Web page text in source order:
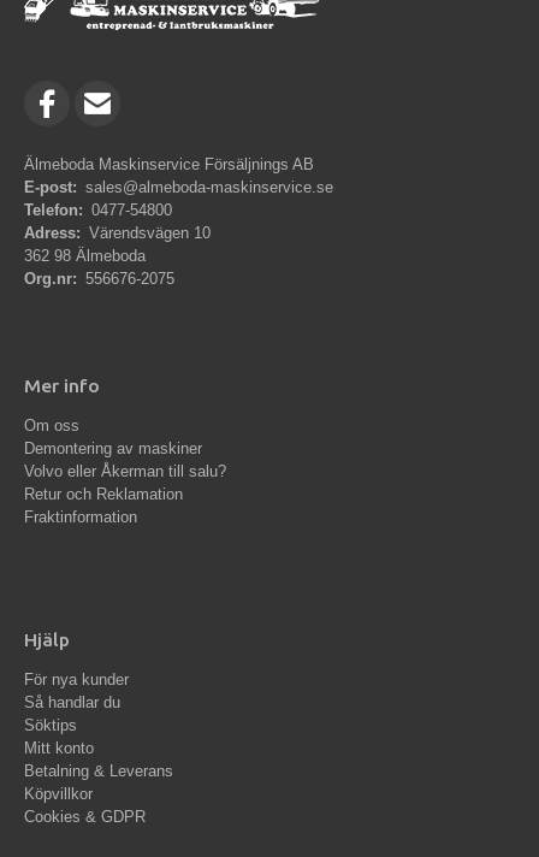
Älmeboda Maskinservice Försäljnings AB
E-post: sales@almeboda-maskinservice.se
Telefon: 0477-54800
Adress: Värendsvägen 10
362 98 Älmeboda
Org.nr: 556676-2075
Mer info
Om oss
Demontering av maskiner
Volvo eller Åkerman till salu?
Retur och Reklamation
Fraktinformation
Hjälp
För nya kunder
Så handlar du
Söktips
Mitt konto
Betalning & Leverans
Köpvillkor
Cookies & GDPR